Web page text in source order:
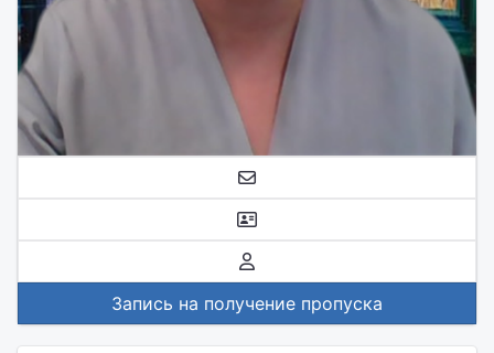
Запись на получение пропуска